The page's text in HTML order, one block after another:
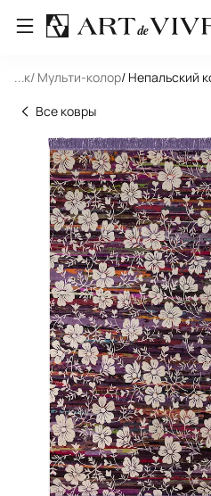
... / Мульти-колор/ Непальский
Все ковры